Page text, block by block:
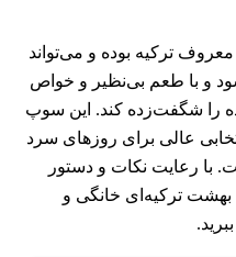
معروف ترکیه بوده و می‌تواند
و با طعم بی‌نظیر و خواص
را شگفت‌زده کند. این سوپ
عالی برای روزهای سرد
با رعایت نکات و دستور
بهشت ترکیه‌ای خانگی و